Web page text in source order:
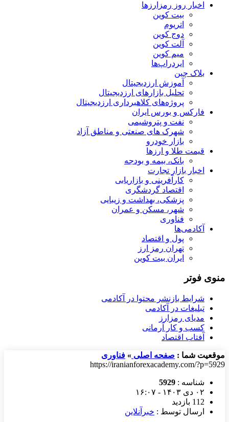
اخبار روز رمزارزها
بیت کوین
اتریوم
دوج کوین
آلت کوین
میم کوین‌
ایردراپ‌ها
بلاک چین
آموزش ارزدیجیتال
تحلیل بازارهای ارزدیجیتال
پروژه‌های کلاهبرداری ارزدیجیتال
فارکس و بورس ایران
نفت و پتروشیمی
شهرک های صنعتی و مناطق آزاد
بازار خودرو
قیمت طلا و ارزها
بانک، بیمه و بودجه
اخبار بازار تجارت
کارآفرینی و بازاریابی
اقتصاد گردشگری
پزشکی، بهداشت و زیبایی
شهر، مسکن و عمران
فناوری
آکادمی‌ها
پول و اقتصاد
تهران رمز ارز
ایران بیت کوین
منوی فوتر
شرایط بازنشر محتوا در آکادمی
تبلیغات در آکادمی
مدیای رمزارز
کسب و کار آرمانی
آفتاب اقتصاد
موقعیت شما : صفحه اصلی » فناوری
https://iranianforexacademy.com/?p=5929
شناسه : 5929
۰۲ دی ۱۴۰۳ - ۱۶:۰۷
112 بازدید
ارسال توسط : خبرآنلاین